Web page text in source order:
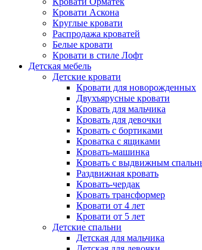
Кровати Аскона
Круглые кровати
Распродажа кроватей
Белые кровати
Кровати в стиле Лофт
Детская мебель
Детские кровати
Кровати для новорожденных
Двухъярусные кровати
Кровать для мальчика
Кровать для девочки
Кровать с бортиками
Кроватка с ящиками
Кровать-машинка
Кровать с выдвижным
Раздвижная кровать
Кровать-чердак
Кровать трансформер
Кровати от 4 лет
Кровати от 5 лет
Детские спальни
Детская для мальчика